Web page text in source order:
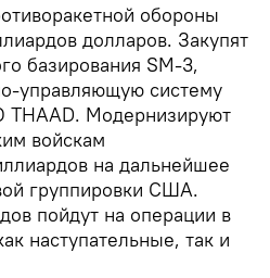
обороны
долларов. Закупят
базирования SM-3,
управляющую систему
THAAD. Модернизируют
войскам
на дальнейшее
группировки США.
пойдут на операции в
наступательные, так и